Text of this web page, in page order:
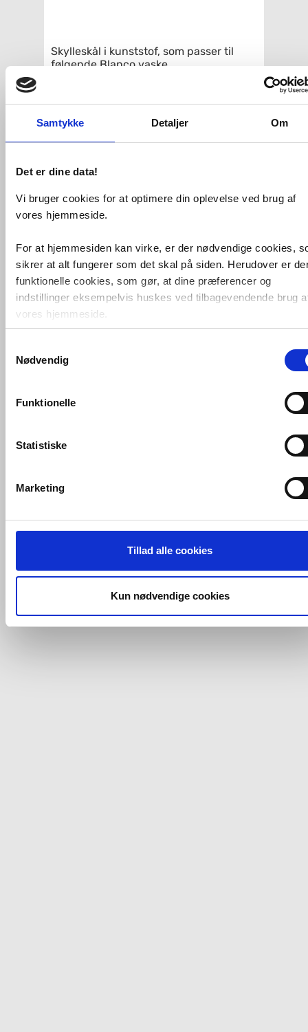
Samtykke Detaljer Om
Det er dine data!
Vi bruger cookies for at optimere din oplevelse ved brug af
vores hjemmeside.
For at hjemmesiden kan virke, er der nødvendige cookies,
sikrer at alt fungerer som det skal på siden. Herudover er
funktionelle cookies, som gør, at dine præferencer og
indstillinger eksempelvis huskes ved tilbagevendende brug
vores hjemmeside.
Foruden nødvendige og funktionelle cookies er der
cookies. Disse bruger vi bl.a. til at måle trafik, omsætning,
marketingcookies, som vi bruger til at målrette vores
markedsføring med henblik på annonceindhold, som giver
cookies. Ved at klikke 'Vis detaljer' nedenfor kan du se
tredjeparts cookies, som vores hjemmeside benytter.
Hvis du accepterer alle cookies, så giver du samtykke til de
ovenfor nævnte formål med de pågældende cookies. Du har
og fra nedenfor. Til enhver tid er det ligeledes muligt, at
dit samtykke, hvis du måtte ønske det.
Du kan se mere om, hvordan vi behandler dine
Nødvendig
Funktionelle
Statistiske
Marketing
Tillad alle cookies
Kun nødvendige cookies
Skylleskål i kunststof, som passer til
følgende Blanco vaske.
Silgranit: Nova 6, Nova 6S
Tlf.: 87 37 40 30 CVR nr.: 28 33 18 94
mail@vvs-shoppen.dk